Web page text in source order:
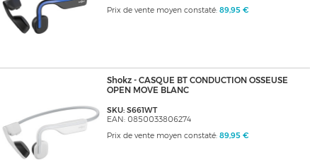
Prix de vente moyen constaté: 89,95 €
Shokz - CASQUE BT CONDUCTION OSSEUSE
OPEN MOVE BLANC
SKU: S661WT
EAN: 0850033806274
Prix de vente moyen constaté: 89,95 €